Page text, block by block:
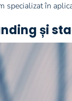
specializat în
și